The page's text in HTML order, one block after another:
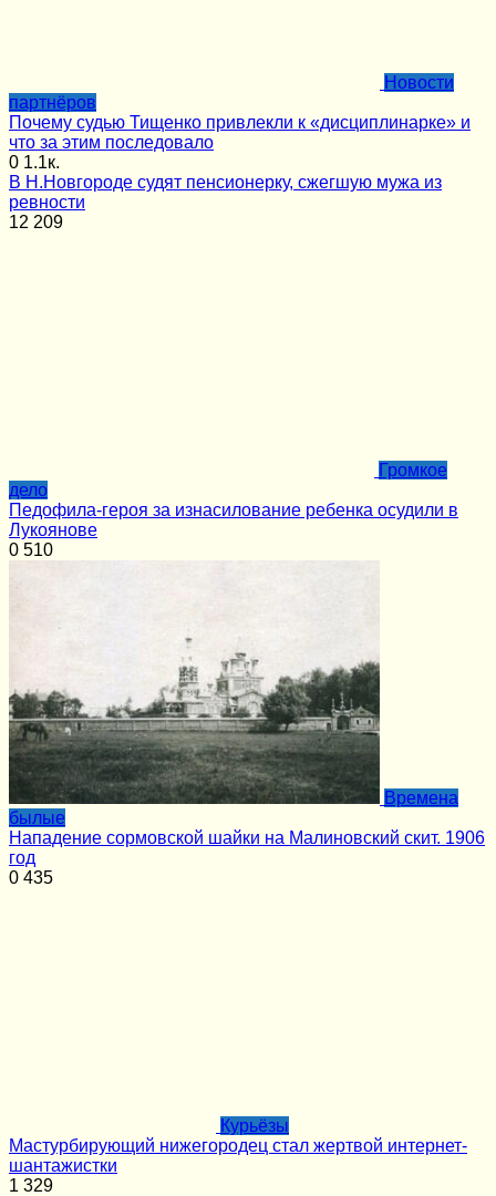
Новости
партнёров
Почему судью Тищенко привлекли к «дисциплинарке» и
что за этим последовало
0 1.1к.
В Н.Новгороде судят пенсионерку, сжегшую мужа из
ревности
12 209
Громкое
дело
Педофила-героя за изнасилование ребенка осудили в
Лукоянове
0 510
Времена
былые
Нападение сормовской шайки на Малиновский скит. 1906
год
0 435
Курьёзы
Мастурбирующий нижегородец стал жертвой интернет-
шантажистки
1 329